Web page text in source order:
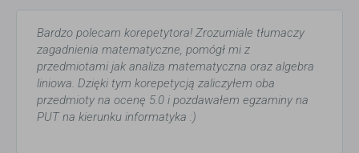
Bardzo polecam korepetytora! Zrozumiale tłumaczy
zagadnienia matematyczne, pomógł mi z
przedmiotami jak analiza matematyczna oraz algebra
liniowa. Dzięki tym korepetycją zaliczyłem oba
przedmioty na ocenę 5.0 i pozdawałem egzaminy na
PUT na kierunku informatyka :)